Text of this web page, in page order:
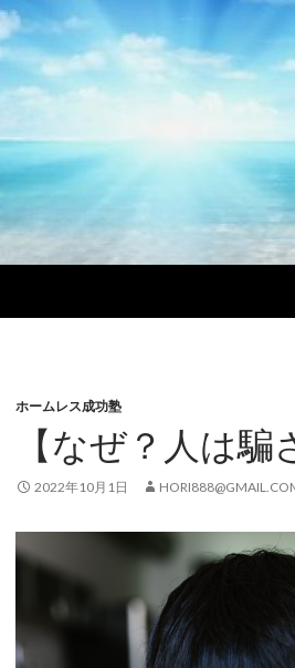
ホームレス成功塾
【なぜ？人は騙
2022年10月1日